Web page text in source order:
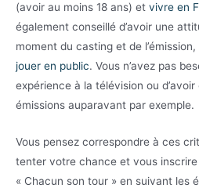
(avoir au moins 18 ans) et vivre en
également conseillé d’avoir une
moment du casting et de l’émission,
jouer en public. Vous n’avez pas
expérience à la télévision ou
émissions auparavant par exemple.
Vous pensez correspondre à ces
tenter votre chance et vous inscrire
« Chacun son tour » en suivant les